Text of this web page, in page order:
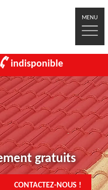
MENU
indisponible
gratuits
CONTACTEZ-NOUS !